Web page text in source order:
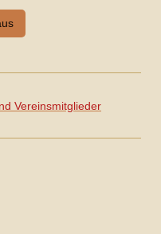
Vereinsmitglieder